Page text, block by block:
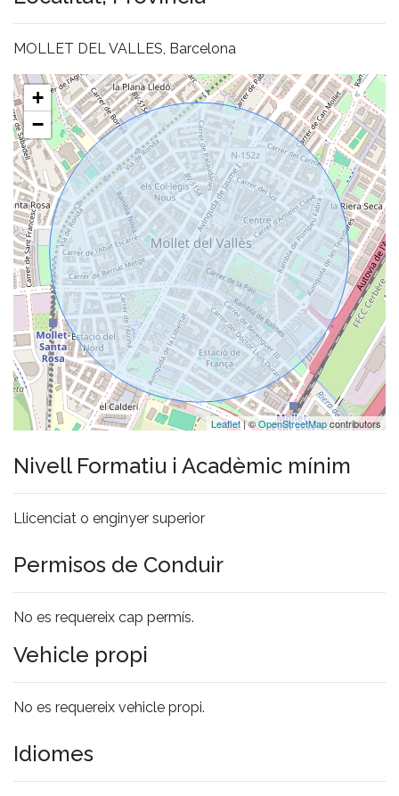
MOLLET DEL VALLES, Barcelona
+
−
Leaflet| ©OpenStreetMapcontributors
Nivell Formatiu i Acadèmic mínim
Llicenciat o enginyer superior
Permisos de Conduir
No es requereix cap permís.
Vehicle propi
No es requereix vehicle propi.
Idiomes